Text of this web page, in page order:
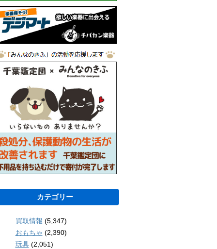
カテゴリー
買取情報 (5,347)
おもちゃ (2,390)
玩具(2,051)